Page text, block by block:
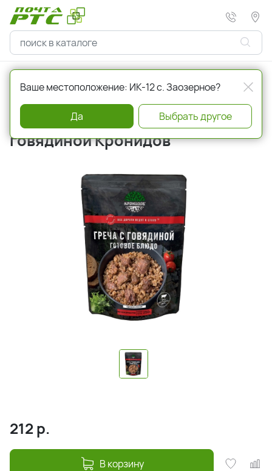
Главная Бакалея Продукты быстрого приготовления
Каша 250 г гречневая с
говядиной Кронидов
212 р.
В корзину
Ваше местоположение: ИК-12 с. Заозерное?
Да Выбрать другое